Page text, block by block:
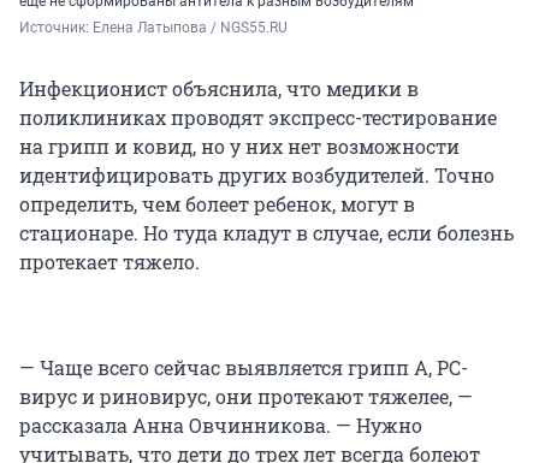
Источник: Елена Латыпова / NGS55.RU
Инфекционист объяснила, что медики в
поликлиниках проводят экспресс-тестирование
на грипп и ковид, но у них нет возможности
идентифицировать других возбудителей. Точно
определить, чем болеет ребенок, могут в
стационаре. Но туда кладут в случае, если болезнь
протекает тяжело.
— Чаще всего сейчас выявляется грипп A, РС-
вирус и риновирус, они протекают тяжелее, —
рассказала Анна Овчинникова. — Нужно
учитывать, что дети до трех лет всегда болеют